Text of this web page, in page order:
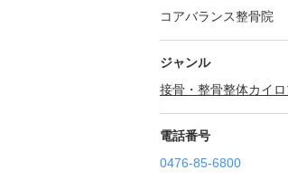
コアバランス整骨院
ジャンル
接骨・整骨整体カイ
電話番号
0476-85-6800